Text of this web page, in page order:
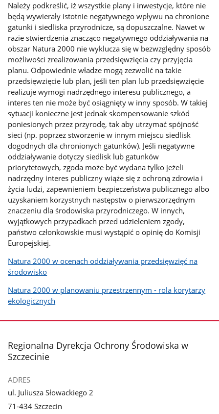
Należy podkreślić, iż wszystkie plany i inwestycje, które nie
będą wywierały istotnie negatywnego wpływu na chronione
gatunki i siedliska przyrodnicze, są dopuszczalne. Nawet w
razie stwierdzenia znacząco negatywnego oddziaływania na
obszar Natura 2000 nie wyklucza się w bezwzględny sposób
możliwości zrealizowania przedsięwzięcia czy przyjęcia
planu. Odpowiednie władze mogą zezwolić na takie
przedsięwzięcie lub plan, jeśli ten plan lub przedsięwzięcie
realizuje wymogi nadrzędnego interesu publicznego, a
interes ten nie może być osiągnięty w inny sposób. W takiej
sytuacji konieczne jest jednak skompensowanie szkód
poniesionych przez przyrodę, tak aby utrzymać spójność
sieci (np. poprzez stworzenie w innym miejscu siedlisk
dogodnych dla chronionych gatunków). Jeśli negatywne
oddziaływanie dotyczy siedlisk lub gatunków
priorytetowych, zgoda może być wydana tylko jeżeli
nadrzędny interes publiczny wiąże się z ochroną zdrowia i
życia ludzi, zapewnieniem bezpieczeństwa publicznego albo
uzyskaniem korzystnych następstw o pierwszorzędnym
znaczeniu dla środowiska przyrodniczego. W innych,
wyjątkowych przypadkach przed udzieleniem zgody,
państwo członkowskie musi wystąpić o opinię do Komisji
Europejskiej.
Natura 2000 w ocenach oddziaływania przedsięwzięć na
środowisko
Natura 2000 w planowaniu przestrzennym - rola korytarzy
ekologicznych
stopka
Regionalna Dyrekcja Ochrony Środowiska w
Szczecinie
ADRES
ul. Juliusza Słowackiego 2
71-434 Szczecin